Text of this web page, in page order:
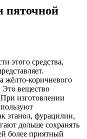
пяточной
этого средства,
жёлто-коричневого
вещество
изготовлении
этанол, фурацилин,
дольше сохранять
более приятный